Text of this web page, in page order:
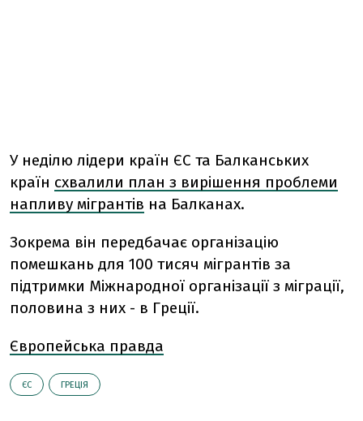
У неділю лідери країн ЄС та Балканських
країн схвалили план з вирішення проблеми
напливу мігрантів на Балканах.
Зокрема він передбачає організацію
помешкань для 100 тисяч мігрантів за
підтримки Міжнародної організації з міграції,
половина з них - в Греції.
Європейська правда
ЄС ГРЕЦІЯ